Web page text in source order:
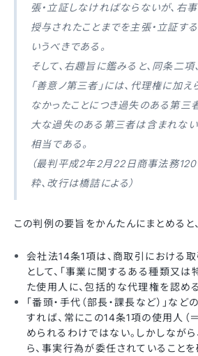
張・立証しなければならないが、右
授与されたことまでを主張・立証す
いうべきである。
そして、右趣旨に鑑みると、同条二
「善意ノ第三者」には、代理権に加
なかったことにつき過失のある第三
大な過失のある第三者は含まれな
相当である。
（最判平成2年2月22日商事法務
粋、改行は橋詰による）
この判例の要旨をかんたんにまとめると
会社法14条1項は、商取引における
として、「事業に関するある種類又は
た使用人に、包括的な代理権を認め
「番頭・手代（部長・課長など）」など
すれば、常にこの14条1項の使用人（
められるわけではない。しかしなが
ら、事実行為が委任されていること